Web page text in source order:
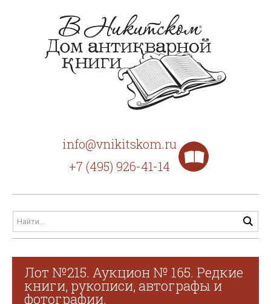
info@vnikitskom.ru
+7 (495) 926-41-14
Лот №215. Аукцион № 165. Редкие
книги, рукописи, автографы и
фотографии.